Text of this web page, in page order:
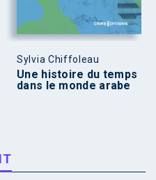
Sylvia Chiffoleau
Une histoire du temps
dans le monde arabe